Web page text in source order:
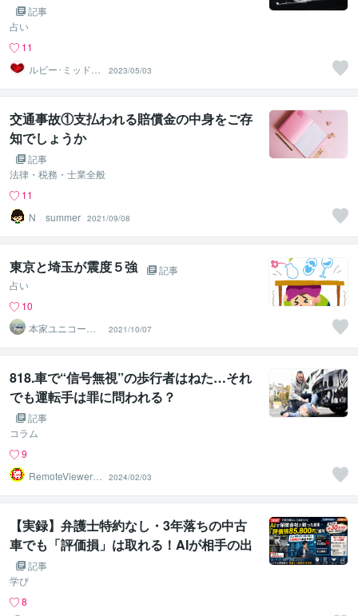
記事
占い
11
ルビー･ミッドナ
イト
2023/05/03
交通事故①支払われる賠償金の中身をご存
知でしょうか
記事
法律・税務・士業全般
11
N summer 2021/09/08
東京と埼玉が震度５強
記事
占い
10
本家ユニコーン
の使者桜10周年
ありがとう
2021/10/07
818.車で“信号無視”の歩行者はねた…それ
でも運転手は罪に問われる？
記事
コラム
9
RemoteViewer導
2024/02/03
【実録】弁護士特約なし・3年落ちの中古
車でも「評価損」は取れる！AIが相手の出
方を完全予測した戦略的交渉術
記事
学び
8